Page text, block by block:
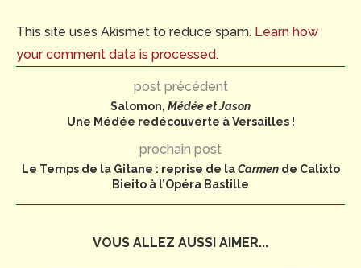
This site uses Akismet to reduce spam. Learn how
your comment data is processed.
post précédent
Salomon, Médée et Jason
Une Médée redécouverte à Versailles !
prochain post
Le Temps de la Gitane : reprise de laCarmende Calixto
Bieito à l’Opéra Bastille
VOUS ALLEZ AUSSI AIMER...